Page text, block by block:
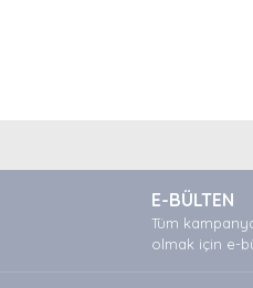
E-BÜLTEN
Tüm
olmak için e-